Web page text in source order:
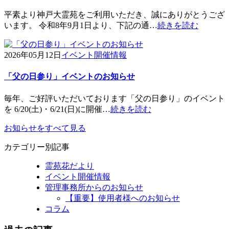
平素より神戸大霊苑をご利用いただき、誠にありがとうござ
います。 令和8年9月1日より、下記の通…続きを読む
2026年05月12日 イベント開催情報
「父の日参り」イベントのお知らせ
毎年、ご好評いただいております「父の日参り」のイベント
を 6/20(土)・6/21(日)に開催…続きを読む
お知らせをすべて見る
カテゴリー別記事
霊苑花だより
イベント開催情報
管理事務所からのお知らせ
【重要】使用者様へのお知らせ
コラム